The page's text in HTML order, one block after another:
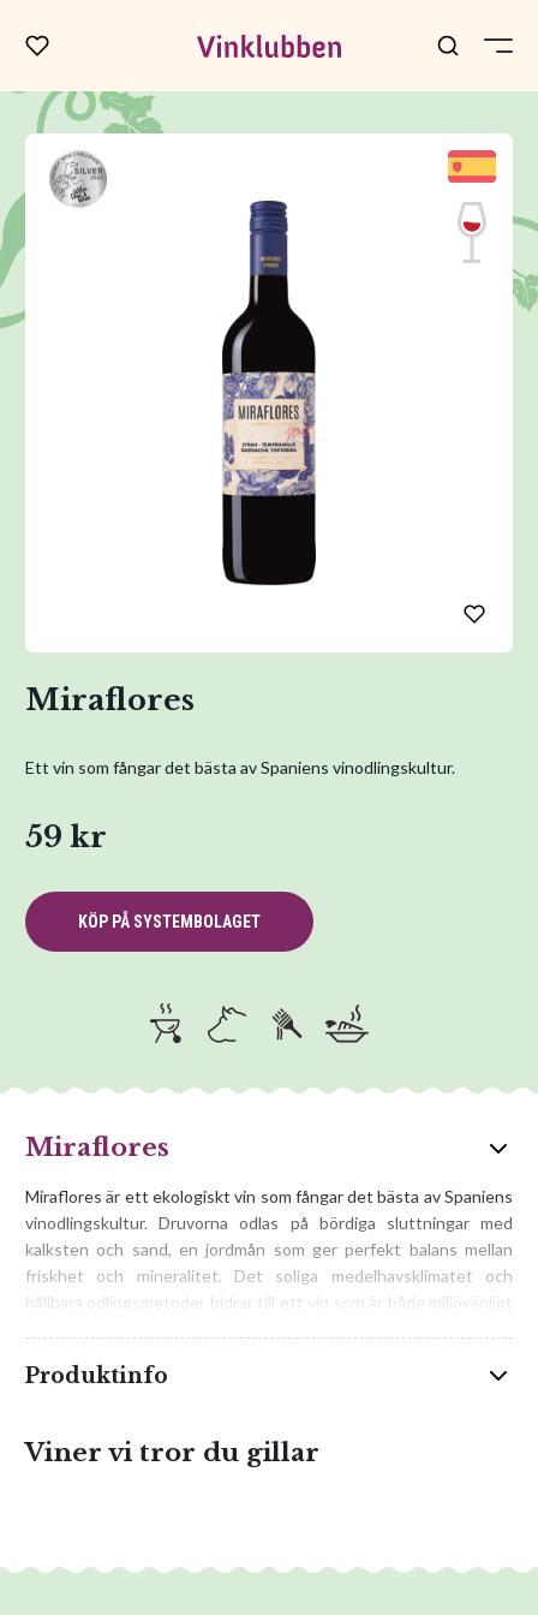
Miraflores
Ett vin som fångar det bästa av Spaniens vinodlingskultur.
59 kr
KÖP PÅ SYSTEMBOLAGET
Miraflores
Miraflores är ett ekologiskt vin som fångar det bästa av Spaniens
vinodlingskultur. Druvorna odlas på bördiga sluttningar med
kalksten och sand, en jordmån som ger perfekt balans mellan
friskhet och mineralitet. Det soliga medelhavsklimatet och
hållbara odlingsmetoder bidrar till ett vin som är både miljövänligt
Vinet är en harmonisk blandning av spanska druvor som Xarel-lo,
sorter för extra karaktär. Begränsade skördar och lågt
skördeuttag säkerställer hög koncentration och unikt uttryck i
kompletterad av björnbär och subtil kryddighet. Smaken är mjuk
Produktinfo
Viner vi tror du gillar